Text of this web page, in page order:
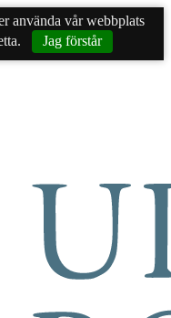
använda vår webbplats
Jag förstår